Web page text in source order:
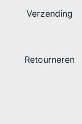
Verzending
Retourneren